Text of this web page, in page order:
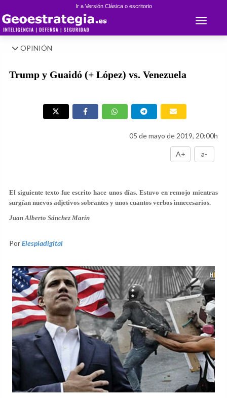
Ir a Versión Clásica o escritorio
Toggle
OPINIÓN
Trump y Guaidó (+ López) vs. Venezuela
05 de mayo de 2019, 20:00h
A+ a-
El siguiente texto fue escrito hace unos días. Estuvo en remojo mientras
surgían nuevos adjetivos sobrantes y unos cuantos verbos innecesarios.
Juan Alberto Sánchez Marín
PorElespiadigital